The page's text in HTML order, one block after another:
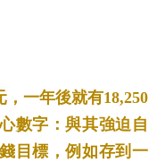
一年後就有18,250
數字：與其強迫自
目標，例如存到一